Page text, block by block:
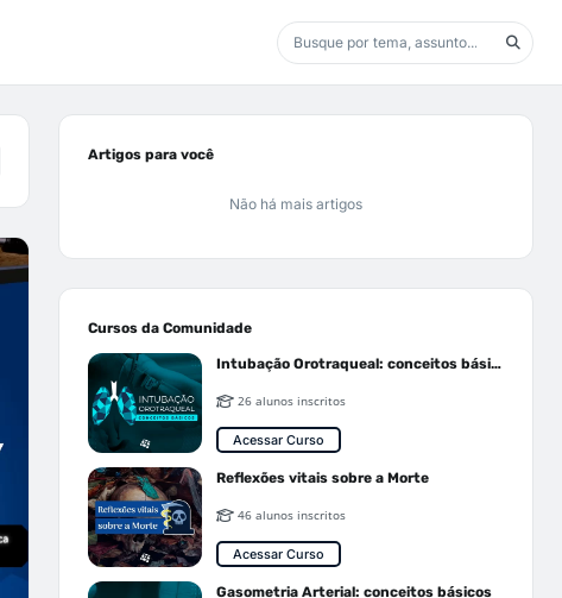
Artigos para você
Não há mais artigos
Cursos da Comunidade
Intubação Orotraqueal: conceitos básicos
26 alunos inscritos
Acessar Curso
Reflexões vitais sobre a Morte
46 alunos inscritos
Acessar Curso
Gasometria Arterial: conceitos básicos